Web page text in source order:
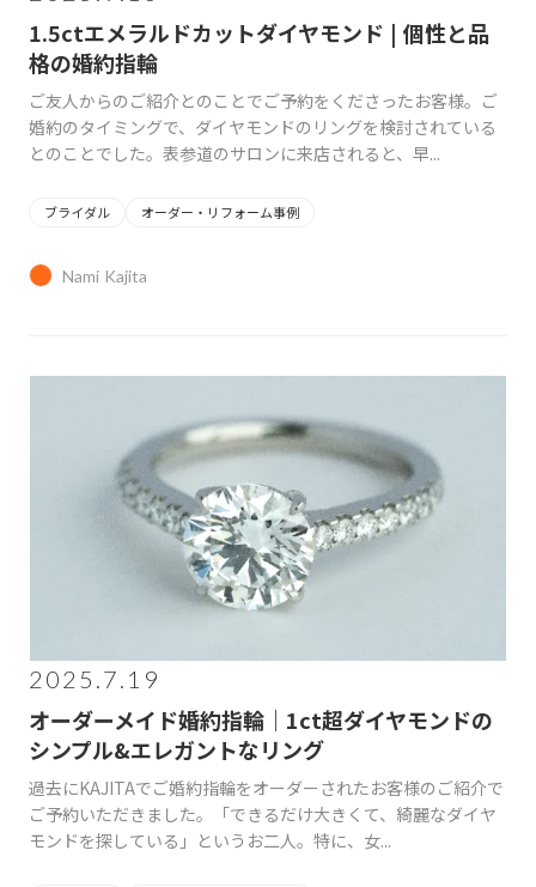
1.5ctエメラルドカットダイヤモンド | 個性と品
格の婚約指輪
ご友人からのご紹介とのことでご予約をくださったお客様。ご
婚約のタイミングで、ダイヤモンドのリングを検討されている
とのことでした。表参道のサロンに来店されると、早...
ブライダル オーダー・リフォーム事例
Nami Kajita
2025.7.19
オーダーメイド婚約指輪｜1ct超ダイヤモンドの
シンプル&エレガントなリング
過去にKAJITAでご婚約指輪をオーダーされたお客様のご紹介で
ご予約いただきました。「できるだけ大きくて、綺麗なダイヤ
モンドを探している」というお二人。特に、女...